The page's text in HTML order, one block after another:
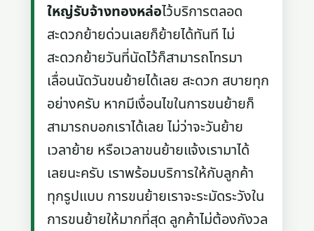
ใหญ่รับจ้างทองหล่อไว้บริการตลอด
สะดวกย้ายด่วนเลยก็ย้ายได้ทันที ไม่
สะดวกย้ายวันที่นัดไว้ก็สามารถโทรมา
เลื่อนนัดวันขนย้ายได้เลย สะดวก สบายทุก
อย่างครับ หากมีเงื่อนไขในการขนย้ายก็
สามารถบอกเราได้เลย ไม่ว่าจะวันย้าย
เวลาย้าย หรือเวลาขนย้ายแจ้งเรามาได้
เลยนะครับ เราพร้อมบริการให้กับลูกค้า
ทุกรูปแบบ การขนย้ายเราจะระมัดระวังใน
การขนย้ายให้มากที่สุด ลูกค้าไม่ต้องกังวล